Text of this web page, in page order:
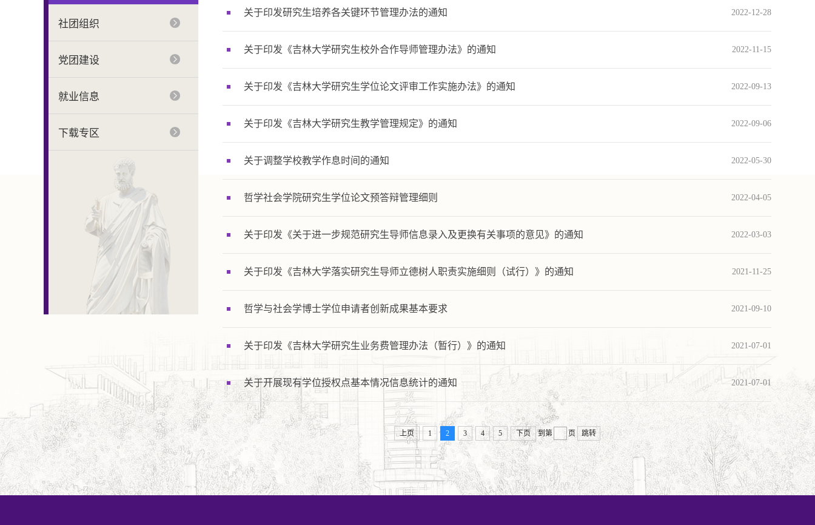
社团组织
党团建设
就业信息
下载专区
关于印发研究生培养各关键环节管理办法的通知 2022-12-28
关于印发《吉林大学研究生校外合作导师管理办法》的通知 2022-11-15
关于印发《吉林大学研究生学位论文评审工作实施办法》的通知 2022-09-13
关于印发《吉林大学研究生教学管理规定》的通知 2022-09-06
关于调整学校教学作息时间的通知 2022-05-30
哲学社会学院研究生学位论文预答辩管理细则 2022-04-05
关于印发《关于进一步规范研究生导师信息录入及更换有关事项的意见》的通知 2022-03-03
关于印发《吉林大学落实研究生导师立德树人职责实施细则（试行）》的通知 2021-11-25
哲学与社会学博士学位申请者创新成果基本要求 2021-09-10
关于印发《吉林大学研究生业务费管理办法（暂行）》的通知 2021-07-01
关于开展现有学位授权点基本情况信息统计的通知 2021-07-01
上页 1 2 3 4 5 下页 到第 页 跳转